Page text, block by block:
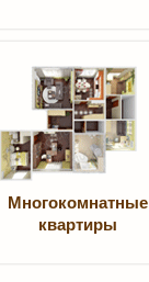
Многокомнатные
квартиры